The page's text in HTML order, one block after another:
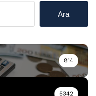
Ara
814
5342